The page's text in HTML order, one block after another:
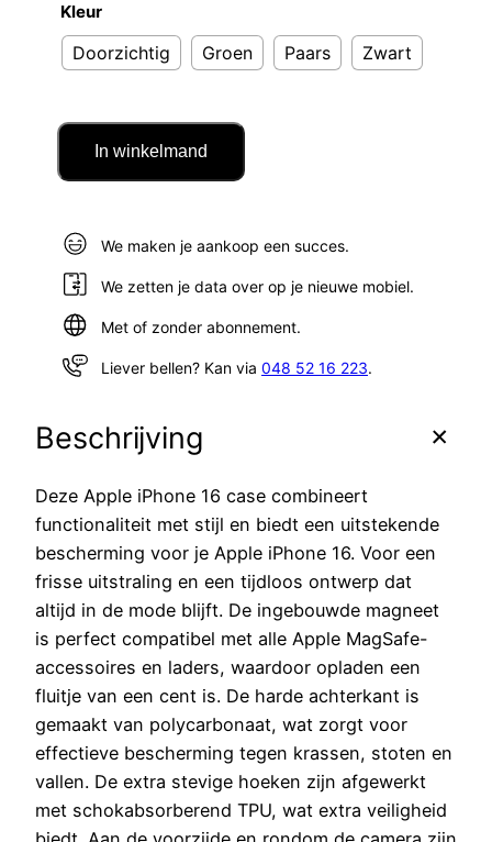
Kleur
Doorzichtig Groen Paars Zwart
In winkelmand
We maken je aankoop een succes.
We zetten je data over op je nieuwe mobiel.
Met of zonder abonnement.
Liever bellen? Kan via 048 52 16 223.
Beschrijving
Deze Apple iPhone 16 case combineert
functionaliteit met stijl en biedt een uitstekende
bescherming voor je Apple iPhone 16. Voor een
frisse uitstraling en een tijdloos ontwerp dat
altijd in de mode blijft. De ingebouwde magneet
is perfect compatibel met alle Apple MagSafe-
accessoires en laders, waardoor opladen een
fluitje van een cent is. De harde achterkant is
gemaakt van polycarbonaat, wat zorgt voor
effectieve bescherming tegen krassen, stoten en
vallen. De extra stevige hoeken zijn afgewerkt
met schokabsorberend TPU, wat extra veiligheid